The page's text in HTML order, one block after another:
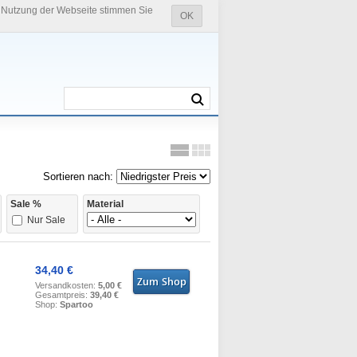
OK
der Webseite stimmen Sie
Sortieren nach:
Sale %
Nur Sale
Material
34,40 €
Versandkosten:5,00 €
Gesamtpreis:39,40 €
Shop:Spartoo